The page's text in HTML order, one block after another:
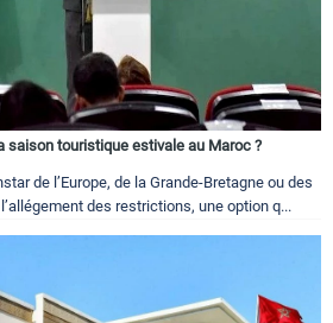
saison touristique estivale au Maroc ?
de l’Europe, de la Grande-Bretagne ou des
des restrictions, une option q...